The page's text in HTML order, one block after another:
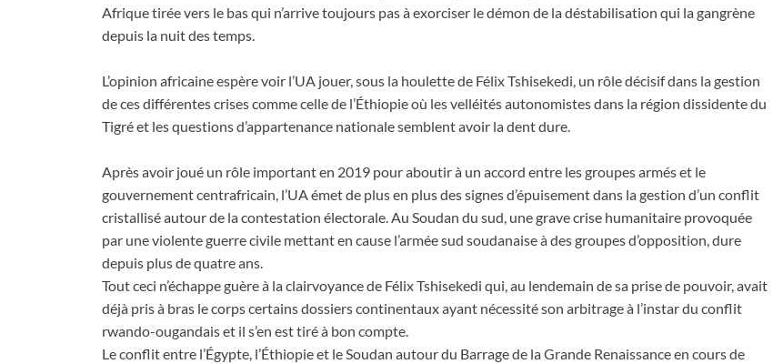
Afrique tirée vers le bas qui n’arrive toujours pas à exorciser le démon de la déstabilisation qui la gangrène
depuis la nuit des temps.
L’opinion africaine espère voir l’UA jouer, sous la houlette de Félix Tshisekedi, un rôle décisif dans la gestion
de ces différentes crises comme celle de l’Éthiopie où les velléités autonomistes dans la région dissidente du
Tigré et les questions d’appartenance nationale semblent avoir la dent dure.
Après avoir joué un rôle important en 2019 pour aboutir à un accord entre les groupes armés et le
gouvernement centrafricain, l’UA émet de plus en plus des signes d’épuisement dans la gestion d’un conflit
cristallisé autour de la contestation électorale. Au Soudan du sud, une grave crise humanitaire provoquée
par une violente guerre civile mettant en cause l’armée sud soudanaise à des groupes d’opposition, dure
depuis plus de quatre ans.
Tout ceci n’échappe guère à la clairvoyance de Félix Tshisekedi qui, au lendemain de sa prise de pouvoir, avait
déjà pris à bras le corps certains dossiers continentaux ayant nécessité son arbitrage à l’instar du conflit
rwando-ougandais et il s’en est tiré à bon compte.
Le conflit entre l’Égypte, l’Éthiopie et le Soudan autour du Barrage de la Grande Renaissance en cours de